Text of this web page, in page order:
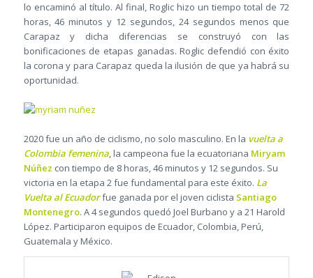
lo encaminó al título. Al final, Roglic hizo un tiempo total de 72
horas, 46 minutos y 12 segundos, 24 segundos menos que
Carapaz y dicha diferencias se construyó con las
bonificaciones de etapas ganadas. Roglic defendió con éxito
la corona y para Carapaz queda la ilusión de que ya habrá su
oportunidad.
2020 fue un año de ciclismo, no solo masculino. En la vuelta a
Colombia femenina, la campeona fue la ecuatoriana Miryam
Núñez con tiempo de 8 horas, 46 minutos y 12 segundos. Su
victoria en la etapa 2 fue fundamental para este éxito. La
Vuelta al Ecuadorfue ganada por el joven ciclista Santiago
Montenegro. A 4 segundos quedó Joel Burbano y a 21 Harold
López. Participaron equipos de Ecuador, Colombia, Perú,
Guatemala y México.